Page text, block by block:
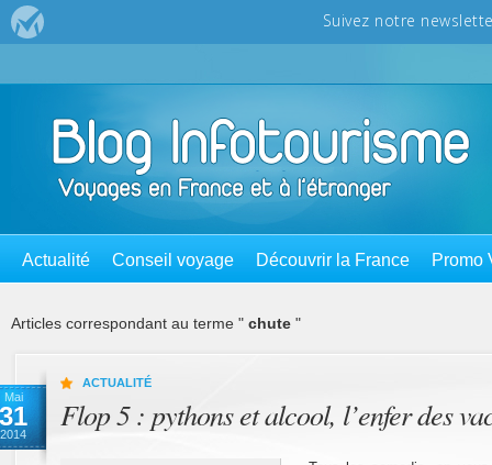
Actualité Conseil voyage Découvrir la France Promo
Articles correspondant au terme " chute "
Mai
31
2014
ACTUALITÉ
Flop 5 : pythons et alcool, l’enfer des